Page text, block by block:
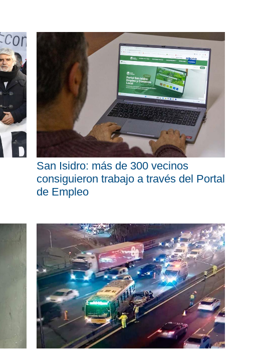
San Isidro: más de 300 vecinos
consiguieron trabajo a través del Portal
de Empleo